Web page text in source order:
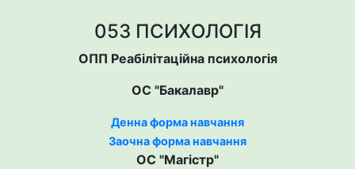
053 ПСИХОЛОГІЯ
ОПП Реабілітаційна психологія
ОС "Бакалавр"
Денна форма навчання
Заочна форма навчання
ОС "Магістр"